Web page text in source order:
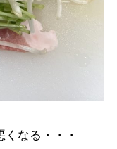
なる・・・